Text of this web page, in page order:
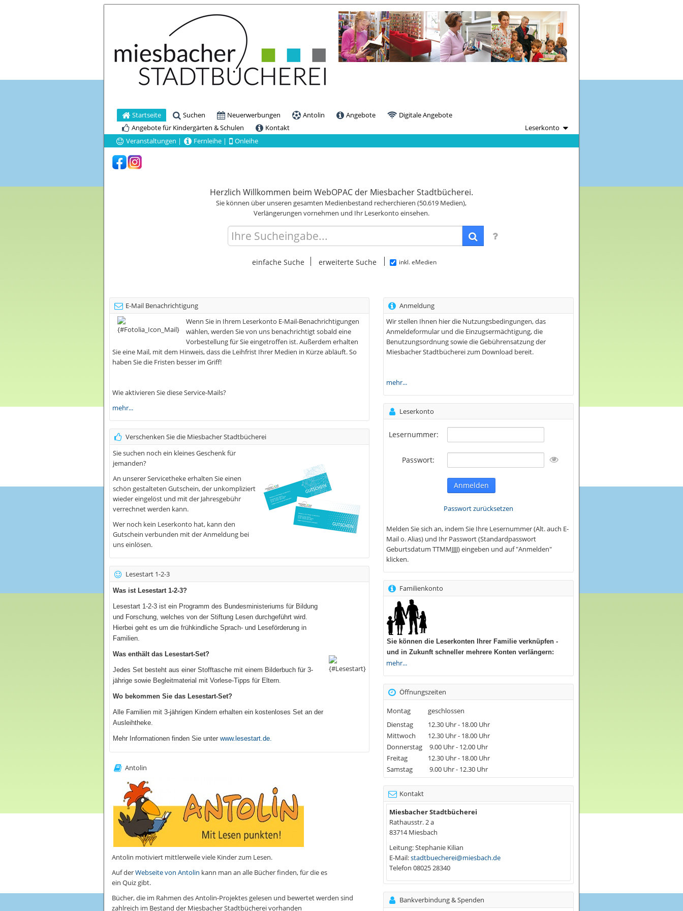
Startseite Suchen Neuerwerbungen Antolin Angebote
Digitale Angebote
Angebote für Kindergärten & Schulen
Kontakt
Leserkonto
Veranstaltungen | Fernleihe | Onleihe
Herzlich Willkommen beim WebOPAC der Miesbacher Stadtbücherei.
Sie können über unseren gesamten Medienbestand recherchieren (50.619 Medien),
Verlängerungen vornehmen und Ihr Leserkonto einsehen.
Suchen
einfache Suche erweiterte Suche inkl. eMedien
E-Mail Benachrichtigung
Wenn Sie in Ihrem Leserkonto E-Mail-Benachrichtigungen
wählen, werden Sie von uns benachrichtigt sobald eine
Vorbestellung für Sie eingetroffen ist. Außerdem erhalten
Sie eine Mail, mit dem Hinweis, dass die Leihfrist Ihrer Medien in Kürze abläuft. So
haben Sie die Fristen besser im Griff!
Wie aktivieren Sie diese Service-Mails?
mehr...
Verschenken Sie die Miesbacher Stadtbücherei
Sie suchen noch ein kleines Geschenk für
jemanden?
An unserer Servicetheke erhalten Sie einen
schön gestalteten Gutschein, der unkompliziert
wieder eingelöst und mit der Jahresgebühr
verrechnet werden kann.
Wer noch kein Leserkonto hat, kann den
Gutschein verbunden mit der Anmeldung bei
uns einlösen.
Lesestart 1-2-3
Was ist Lesestart 1-2-3?
Lesestart 1-2-3 ist ein Programm des Bundesministeriums für Bildung
und Forschung, welches von der Stiftung Lesen durchgeführt wird.
Hierbei geht es um die frühkindliche Sprach- und Leseförderung in
Familien.
Was enthält das Lesestart-Set?
Jedes Set besteht aus einer Stofftasche mit einem Bilderbuch für 3-
jährige sowie Begleitmaterial mit Vorlese-Tipps für Eltern.
Wo bekommen Sie das Lesestart-Set?
Alle Familien mit 3-jährigen Kindern erhalten ein kostenloses Set an der
Ausleihtheke.
Mehr Informationen finden Sie unter www.lesestart.de.
Antolin
Antolin motiviert mittlerweile viele Kinder zum Lesen.
Auf derWebseite von Antolin kann man an alle Bücher finden, für die es
ein Quiz gibt.
Bücher, die im Rahmen des Antolin-Projektes gelesen und bewertet werden sind
zahlreich im Bestand der Miesbacher Stadtbücherei vorhanden
Anmeldung
Wir stellen Ihnen hier die Nutzungsbedingungen, das
Anmeldeformular und die Einzugsermächtigung, die
Benutzungsordnung sowie die Gebührensatzung der
Miesbacher Stadtbücherei zum Download bereit.
mehr...
Leserkonto
Lesernummer:
Passwort:
Passwort zurücksetzen
Melden Sie sich an, indem Sie Ihre Lesernummer (Alt. auch E-
Mail o. Alias) und Ihr Passwort (Standardpasswort
Geburtsdatum TTMMJJJJ) eingeben und auf "Anmelden"
klicken.
Familienkonto
Sie können die Leserkonten Ihrer Familie verknüpfen -
und in Zukunft schneller mehrere Konten verlängern:
mehr...
Öffnungszeiten
Montag
geschlossen
Dienstag
12.30 Uhr - 18.00 Uhr
Mittwoch
12.30 Uhr - 18.00 Uhr
Donnerstag
9.00 Uhr - 12.00 Uhr
Freitag
12.30 Uhr - 18.00 Uhr
Samstag
9.00 Uhr - 12.30 Uhr
Kontakt
Miesbacher Stadtbücherei
Rathausstr. 2 a
83714 Miesbach
Leitung: Stephanie Kilian
E-Mail:stadtbuecherei@miesbach.de
Telefon 08025 28340
Bankverbindung & Spenden